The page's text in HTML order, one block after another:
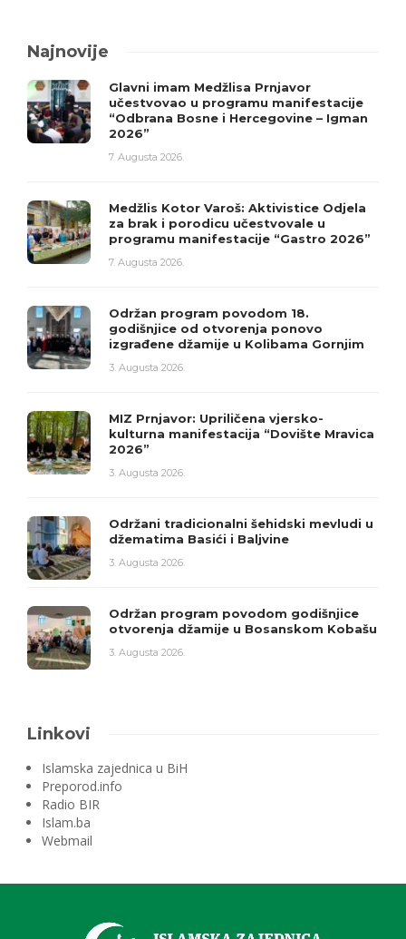
Najnovije
Glavni imam Medžlisa Prnjavor
učestvovao u programu manifestacije
“Odbrana Bosne i Hercegovine – Igman
2026”
7. Augusta 2026.
Medžlis Kotor Varoš: Aktivistice Odjela
za brak i porodicu učestvovale u
programu manifestacije “Gastro 2026”
7. Augusta 2026.
Održan program povodom 18.
godišnjice od otvorenja ponovo
izgrađene džamije u Kolibama Gornjim
3. Augusta 2026.
MIZ Prnjavor: Upriličena vjersko-
kulturna manifestacija “Dovište Mravica
2026”
3. Augusta 2026.
Održani tradicionalni šehidski mevludi u
džematima Basići i Baljvine
3. Augusta 2026.
Održan program povodom godišnjice
otvorenja džamije u Bosanskom Kobašu
3. Augusta 2026.
Linkovi
Islamska zajednica u BiH
Preporod.info
Radio BIR
Islam.ba
Webmail